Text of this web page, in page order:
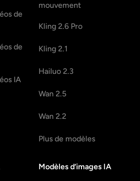
de
de
IA
mouvement
Kling 2.6 Pro
Kling 2.1
Hailuo 2.3
Wan 2.5
Wan 2.2
Plus de modèles
Modèles d’images IA